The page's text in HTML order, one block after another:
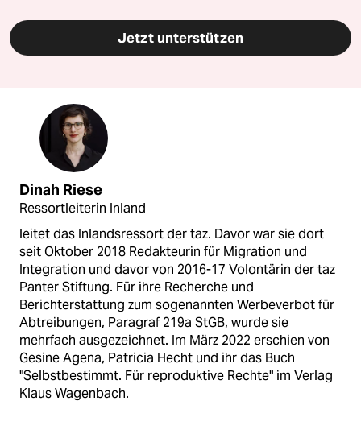
Jetzt unterstützen
Dinah Riese
Ressortleiterin Inland
leitet das Inlandsressort der taz. Davor war sie dort
seit Oktober 2018 Redakteurin für Migration und
Integration und davor von 2016-17 Volontärin der taz
Panter Stiftung. Für ihre Recherche und
Berichterstattung zum sogenannten Werbeverbot für
Abtreibungen, Paragraf 219a StGB, wurde sie
mehrfach ausgezeichnet. Im März 2022 erschien von
Gesine Agena, Patricia Hecht und ihr das Buch
"Selbstbestimmt. Für reproduktive Rechte" im Verlag
Klaus Wagenbach.